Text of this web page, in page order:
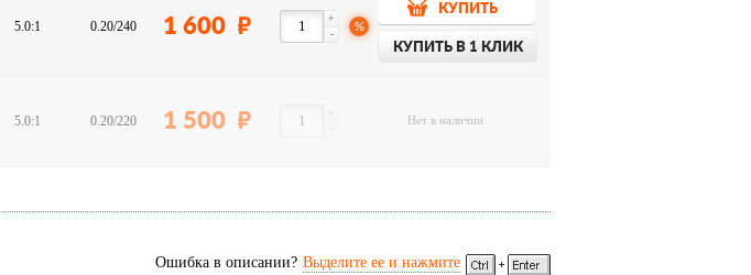
5.0:1 0.20/240 1 600 -
+
%
КУПИТЬ
КУПИТЬ В 1 КЛИК
5.0:1 0.20/220 1 500 -
+
Нет в наличии
Ошибка в описании? Выделите ее и нажмите